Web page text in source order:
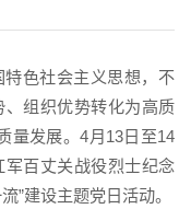
色社会主义思想，不
组织优势转化为高质
量发展。4月13日至14
军百丈关战役烈士纪念
”建设主题党日活动。